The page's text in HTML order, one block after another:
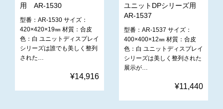
用 AR-1530
型番：AR-1530 サイズ：
420×420×19㎜ 材質：合皮
色：白 ユニットディスプレイ
シリーズは誰でも美しく整列
された…
¥14,916
ユニットDPシリーズ用
AR-1537
型番：AR-1537 サイズ：
400×400×12㎜ 材質：合皮
色：白 ユニットディスプレイ
シリーズは美しく整列された
展示が…
¥11,440